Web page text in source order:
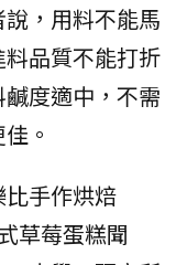
，用料不能馬
品質不能打折
度適中，不需
。
手作烘焙
草莓蛋糕聞